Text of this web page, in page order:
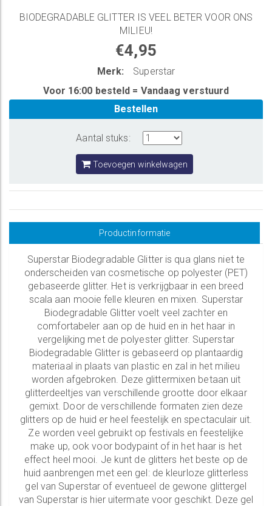
BIODEGRADABLE GLITTER IS VEEL BETER VOOR ONS
MILIEU!
€4,95
Merk:
Superstar
Voor 16:00 besteld = Vandaag verstuurd
Bestellen
Aantal stuks:
Toevoegen winkelwagen
Productinformatie
Superstar Biodegradable Glitter is qua glans niet te
onderscheiden van cosmetische op polyester (PET)
gebaseerde glitter. Het is verkrijgbaar in een breed
scala aan mooie felle kleuren en mixen. Superstar
Biodegradable Glitter voelt veel zachter en
comfortabeler aan op de huid en in het haar in
vergelijking met de polyester glitter. Superstar
Biodegradable Glitter is gebaseerd op plantaardig
materiaal in plaats van plastic en zal in het milieu
worden afgebroken. Deze glittermixen betaan uit
glitterdeeltjes van verschillende grootte door elkaar
gemixt. Door de verschillende formaten zien deze
glitters op de huid er heel feestelijk en spectaculair uit.
Ze worden veel gebruikt op festivals en feestelijke
make up, ook voor bodypaint of in het haar is het
effect heel mooi. Je kunt de glitters het beste op de
huid aanbrengen met een gel: de kleurloze glitterless
gel van Superstar of eventueel de gewone glittergel
van Superstar is hier uitermate voor geschikt. Deze gel